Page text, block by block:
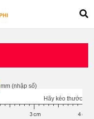
mm (nhập số)
Hãy kéo thước